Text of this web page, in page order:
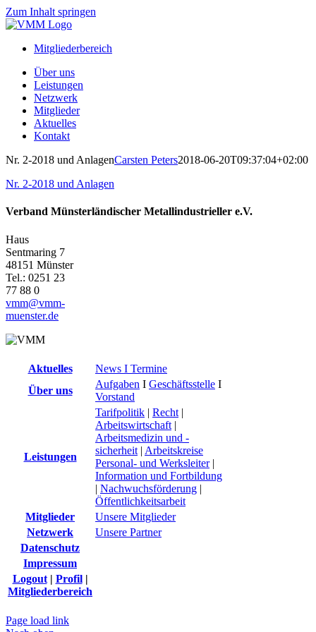
Zum Inhalt springen
Mitgliederbereich
Über uns
Leistungen
Netzwerk
Mitglieder
Aktuelles
Kontakt
Nr. 2-2018 und AnlagenCarsten Peters2018-06-20T09:37:04+02:00
Nr. 2-2018 und Anlagen
Verband Münsterländischer Metallindustrieller e.V.
Haus
Sentmaring 7
48151 Münster
Tel.: 0251 23
77 88 0
vmm@vmm-
muenster.de
Aktuelles
News I Termine
Über uns
Aufgaben I Geschäftsstelle I
Vorstand
Leistungen
Tarifpolitik | Recht |
Arbeitswirtschaft |
Arbeitsmedizin und -
sicherheit | Arbeitskreise
Personal- und Werksleiter|
Information und Fortbildung
| Nachwuchsförderung |
Öffentlichkeitsarbeit
Mitglieder
Unsere Mitglieder
Netzwerk
Unsere Partner
Datenschutz
Impressum
Logout| Profil|
Mitgliederbereich
Page load link